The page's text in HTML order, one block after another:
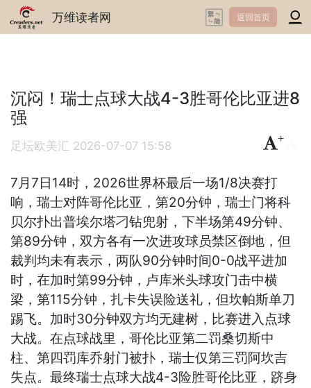
万维读者网 返回首页
沉闷！瑞士点球大战4-3胜哥伦比亚进8
强
足坛欧美汇 2026-07-07 15:58
+
7月7日14时，2026世界杯最后一场1/8决赛打
响，瑞士对阵哥伦比亚，第20分钟，瑞士门将科
贝尔扑出普埃尔塔刁钻兜射，下半场第49分钟、
第89分钟，双方各有一次进攻球员禁区倒地，但
裁判均未有表示，两队90分钟时间0-0战平进加
时，在加时第99分钟，卢库米头球攻门击中横
梁，第115分钟，扎卡失误险送礼，但坎帕斯单刀
踢飞。加时30分钟双方均无建树，比赛进入点球
大战。在点球战里，哥伦比亚第二罚桑切斯中
柱、第四罚库乔射门被扑，瑞士仅第三罚阿坎吉
失点。最终瑞士点球大战4-3险胜哥伦比亚，跻身